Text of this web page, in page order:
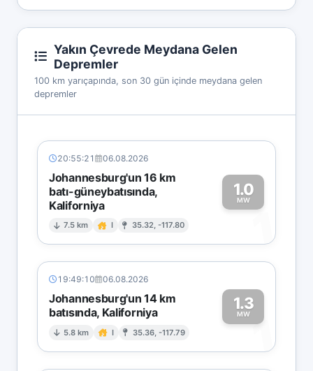
Yakın Çevrede Meydana Gelen
Depremler
100 km yarıçapında, son 30 gün içinde meydana gelen
depremler
20:55:21 06.08.2026
Johannesburg'un 16 km
batı-güneybatısında,
Kaliforniya
7.5 km I 35.32, -117.80
1.0
MW
1
19:49:10 06.08.2026
Johannesburg'un 14 km
batısında, Kaliforniya
5.8 km I 35.36, -117.79
1.3
MW1